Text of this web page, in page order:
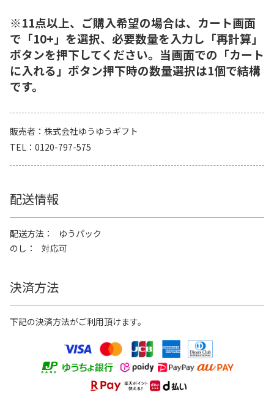
※11点以上、ご購入希望の場合は、カート画面
で「10+」を選択、必要数量を入力し「再計算」
ボタンを押下してください。当画面での「カート
に入れる」ボタン押下時の数量選択は1個で結構
です。
販売者
株式会社ゆうゆうギフト
TEL
0120-797-575
配送情報
配送方法
ゆうパック
のし
対応可
決済方法
下記の決済方法がご利用頂けます。